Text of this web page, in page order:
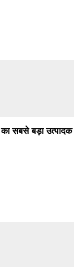
सबसे बड़ा